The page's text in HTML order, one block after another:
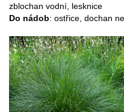
zblochan vodní, lesknice
Do nádob: ostřice, dochan